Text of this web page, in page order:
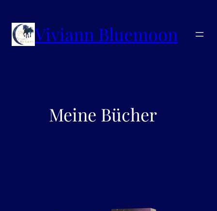
Viviann Bluemoon
Meine Bücher